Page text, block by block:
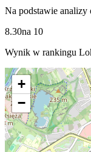
Na podstawie
8.30na 10
Wynik w rankingu
+
−